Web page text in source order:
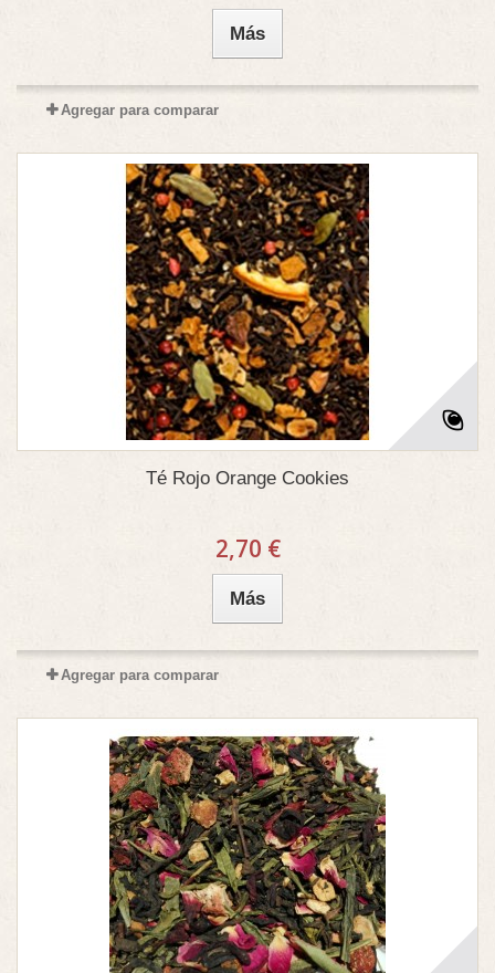
Más
Agregar para comparar
Té Rojo Orange Cookies
2,70 €
Más
Agregar para comparar